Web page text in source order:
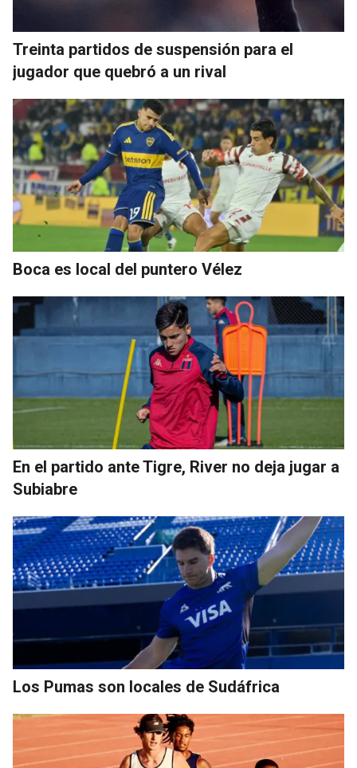
Treinta partidos de suspensión para el
jugador que quebró a un rival
Boca es local del puntero Vélez
En el partido ante Tigre, River no deja jugar a
Subiabre
Los Pumas son locales de Sudáfrica